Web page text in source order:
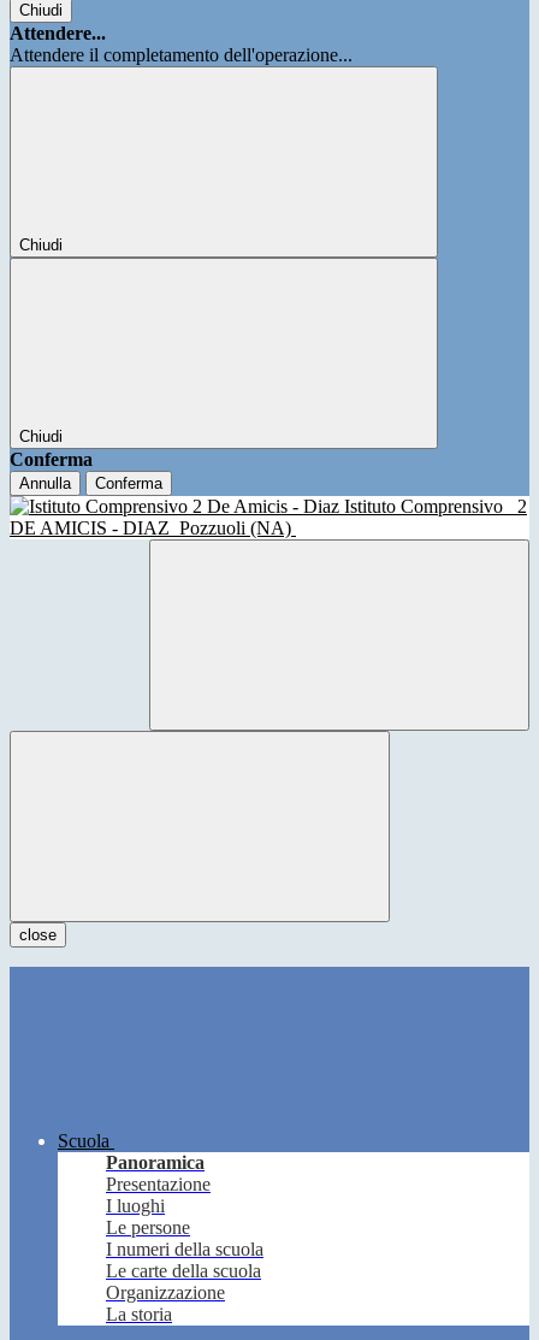
Chiudi
Attendere...
Attendere il completamento dell'operazione...
Chiudi
Chiudi
Conferma
Annulla Conferma
Istituto Comprensivo
2
DE AMICIS - DIAZ Pozzuoli (NA)
close
Scuola
Panoramica
Presentazione
I luoghi
Le persone
I numeri della scuola
Le carte della scuola
Organizzazione
La storia